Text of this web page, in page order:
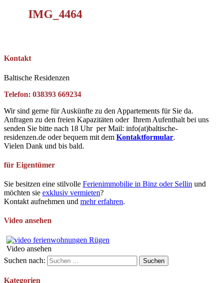
IMG_4464
Kontakt
Baltische Residenzen
Telefon: 038393 669234
Wir sind gerne für Auskünfte zu den Appartements für Sie da.
Anfragen zu den freien Kapazitäten oder Ihrem Aufenthalt bei uns
senden Sie bitte nach 18 Uhr per Mail: info(at)baltische-
residenzen.de oder bequem mit dem Kontaktformular.
Vielen Dank und bis bald.
für Eigentümer
Sie besitzen eine stilvolle Ferienimmobilie in Binz oder Sellin und
möchten sie exklusiv vermieten?
Kontakt aufnehmen und mehr erfahren.
Video ansehen
Video ansehen
Suchen nach:
Kategorien